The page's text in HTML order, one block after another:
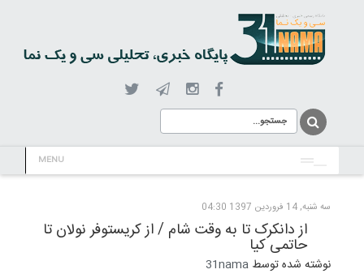
MENU
سه شنبه, 14 فروردين 1397 04:30
از دانکرک تا به وقت شام / از کریستوفر نولان تا
حاتمی کیا
نوشته شده توسط 31nama